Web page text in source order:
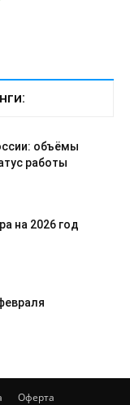
объёмы
работы
на 2026 год
Оферта